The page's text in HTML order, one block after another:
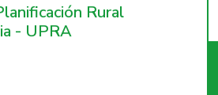
Rural
- UPRA